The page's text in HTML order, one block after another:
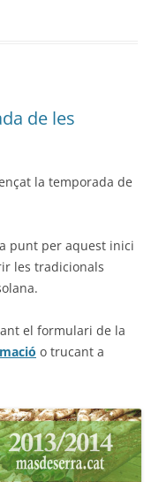
de les
la temporada de
punt per aquest inici
les tradicionals
el formulari de la
o trucant a